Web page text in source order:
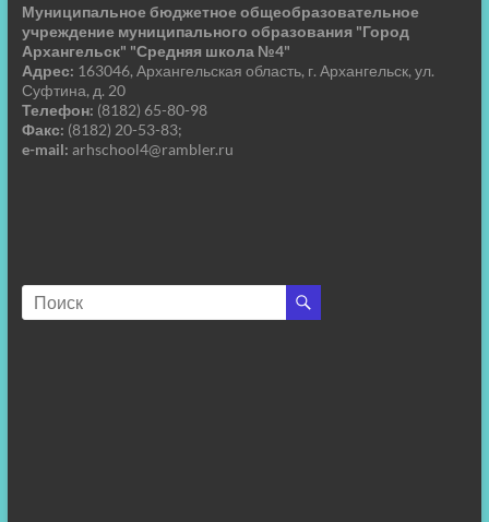
Муниципальное бюджетное общеобразовательное
учреждение муниципального образования "Город
Архангельск" "Средняя школа №4"
Адрес: 163046, Архангельская область, г. Архангельск, ул.
Суфтина, д. 20
Телефон: (8182) 65-80-98
Факс: (8182) 20-53-83;
e-mail: arhschool4@rambler.ru